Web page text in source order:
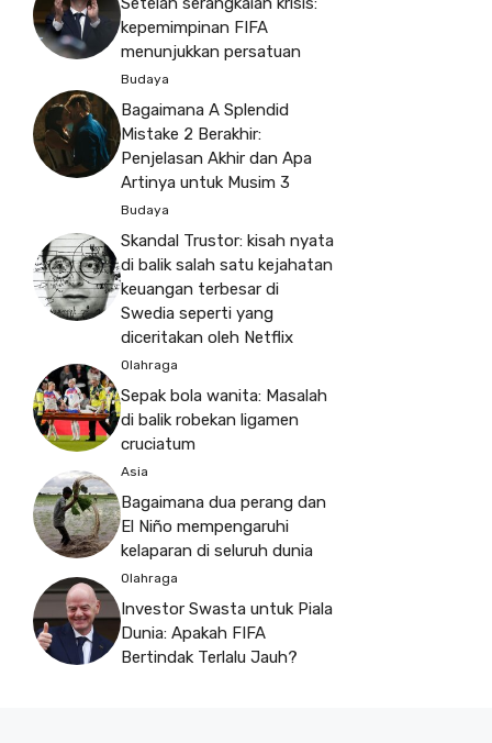
kepemimpinan FIFA
menunjukkan persatuan
Budaya
Bagaimana A Splendid
Mistake 2 Berakhir:
Penjelasan Akhir dan Apa
Artinya untuk Musim 3
Budaya
Skandal Trustor: kisah nyata
di balik salah satu kejahatan
keuangan terbesar di
Swedia seperti yang
diceritakan oleh Netflix
Olahraga
Sepak bola wanita: Masalah
di balik robekan ligamen
cruciatum
Asia
Bagaimana dua perang dan
El Niño mempengaruhi
kelaparan di seluruh dunia
Olahraga
Investor Swasta untuk Piala
Dunia: Apakah FIFA
Bertindak Terlalu Jauh?